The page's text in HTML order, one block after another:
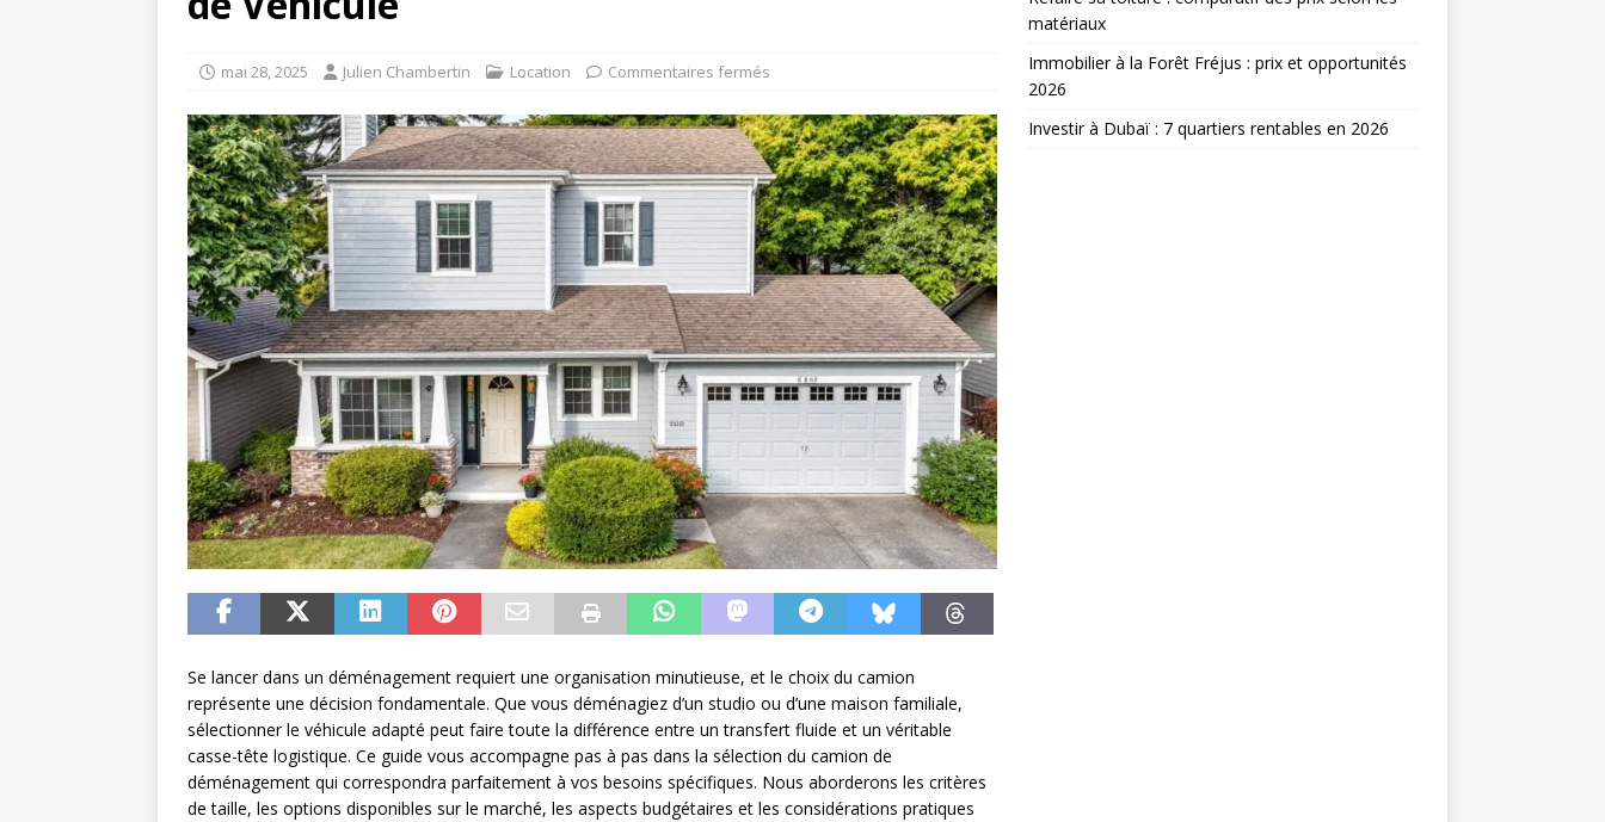
mai 28, 2025 Julien Chambertin Location Commentaires fermés
Se lancer dans un déménagement requiert une organisation minutieuse, et le choix du camion
représente une décision fondamentale. Que vous déménagiez d’un studio ou d’une maison familiale,
sélectionner le véhicule adapté peut faire toute la différence entre un transfert fluide et un véritable
casse-tête logistique. Ce guide vous accompagne pas à pas dans la sélection du camion de
déménagement qui correspondra parfaitement à vos besoins spécifiques. Nous aborderons les critères
de taille, les options disponibles sur le marché, les aspects budgétaires et les considérations pratiques
matériaux
Immobilier à la Forêt Fréjus : prix et opportunités
2026
Investir à Dubaï : 7 quartiers rentables en 2026